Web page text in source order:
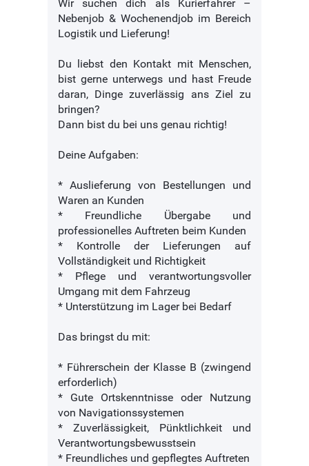
Wir suchen dich als Kurierfahrer –
Nebenjob & Wochenendjob im Bereich
Logistik und Lieferung!
Du liebst den Kontakt mit Menschen,
bist gerne unterwegs und hast Freude
daran, Dinge zuverlässig ans Ziel zu
bringen?
Dann bist du bei uns genau richtig!
Deine Aufgaben:
* Auslieferung von Bestellungen und
Waren an Kunden
* Freundliche Übergabe und
professionelles Auftreten beim Kunden
* Kontrolle der Lieferungen auf
Vollständigkeit und Richtigkeit
* Pflege und verantwortungsvoller
Umgang mit dem Fahrzeug
* Unterstützung im Lager bei Bedarf
Das bringst du mit:
* Führerschein der Klasse B (zwingend
erforderlich)
* Gute Ortskenntnisse oder Nutzung
von Navigationssystemen
* Zuverlässigkeit, Pünktlichkeit und
Verantwortungsbewusstsein
* Freundliches und gepflegtes Auftreten